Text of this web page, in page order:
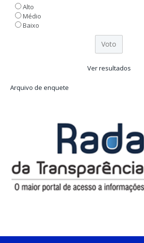
Alto
Médio
Baixo
Ver resultados
Arquivo de enquete